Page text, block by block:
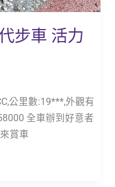
步車 活力
公里數:19***,外觀有
全車辦到好意者
賞車